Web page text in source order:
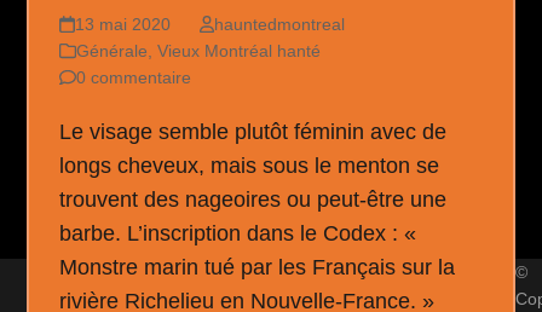
13 mai 2020
hauntedmontreal
Générale ,Vieux Montréal hanté
0 commentaire
Le visage semble plutôt féminin avec de
longs cheveux, mais sous le menton se
trouvent des nageoires ou peut-être une
barbe. L’inscription dans le Codex : «
Monstre marin tué par les Français sur la
rivière Richelieu en Nouvelle-France. »
©